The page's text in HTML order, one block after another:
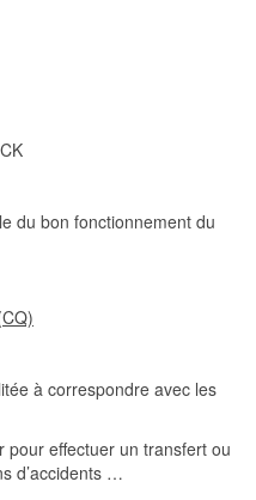
du bon fonctionnement du
à correspondre avec les
pour effectuer un transfert ou
d’accidents …